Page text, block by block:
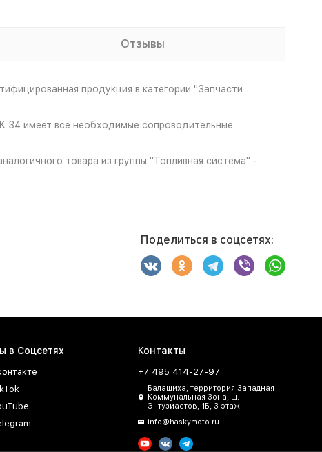
Отзывы
продукция в категории "Запчасти
34 имеет все необходимые сопроводительные
товара из группы "Топливная система" -
Поделиться в соцсетях:
в Соцсетях Контакты
+7 495 414-27-97
Балашиха, территория Западная
Коммунальная Зона, ш.
Энтузиастов, 1Б, 3 этаж
info@haskymoto.ru